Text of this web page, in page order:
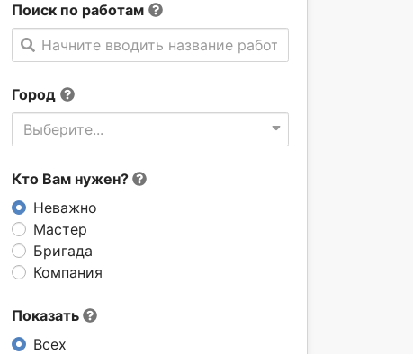
Поиск по работам
Начните вводить название работы
Город
Выберите...
Кто Вам нужен?
Неважно
Мастер
Бригада
Компания
Показать
Всех